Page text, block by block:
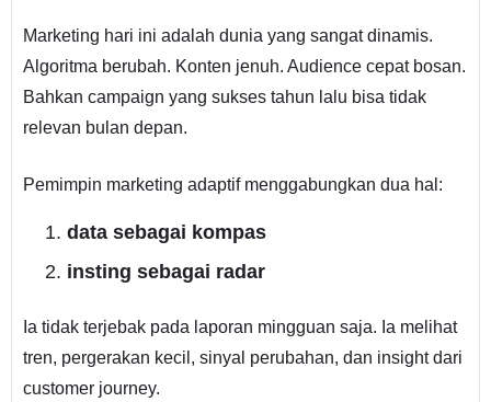
Marketing hari ini adalah dunia yang sangat dinamis.
Algoritma berubah. Konten jenuh. Audience cepat bosan.
Bahkan campaign yang sukses tahun lalu bisa tidak
relevan bulan depan.
Pemimpin marketing adaptif menggabungkan dua hal:
data sebagai kompas
insting sebagai radar
Ia tidak terjebak pada laporan mingguan saja. Ia melihat
tren, pergerakan kecil, sinyal perubahan, dan insight dari
customer journey.